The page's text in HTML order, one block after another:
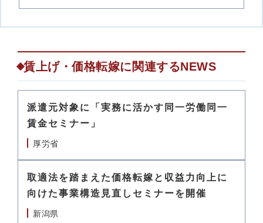
賃上げ・価格転嫁に関連するNEWS
派遣元対象に「実務に活かす同一労働同一
賃金セミナー」
厚労省
取適法を踏まえた価格転嫁と収益力向上に
向けた事業構造見直しセミナーを開催
新潟県